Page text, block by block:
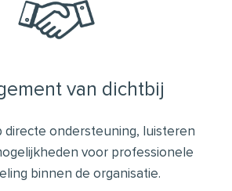
van dichtbij
directe ondersteuning, luisteren
voor professionele
binnen de organisatie.